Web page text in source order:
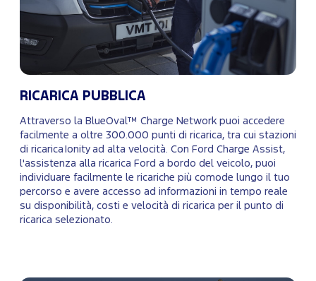
RICARICA PUBBLICA
Attraverso la BlueOval™ Charge Network puoi accedere
facilmente a oltre 300.000 punti di ricarica, tra cui stazioni
di ricarica Ionity ad alta velocità. Con Ford Charge Assist,
l'assistenza alla ricarica Ford a bordo del veicolo, puoi
individuare facilmente le ricariche più comode lungo il tuo
percorso e avere accesso ad informazioni in tempo reale
su disponibilità, costi e velocità di ricarica per il punto di
ricarica selezionato.